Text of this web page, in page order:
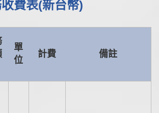
費表(新台幣)
單
位
計費 備註